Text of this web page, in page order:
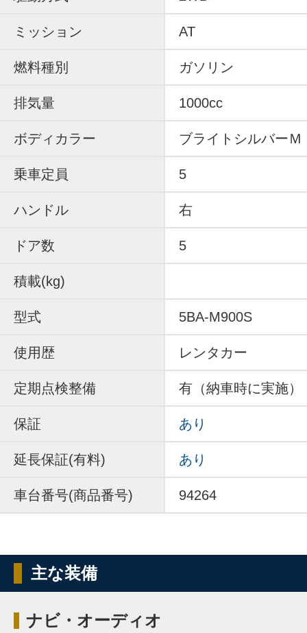
ミッション AT
燃料種別 ガソリン
排気量 1000cc
ボディカラー ブライトシルバーＭ
乗車定員 5
ハンドル 右
ドア数 5
積載(kg)
型式 5BA-M900S
使用歴 レンタカー
定期点検整備 有（納車時に実施）
保証 あり
延長保証(有料) あり
車台番号(商品番号) 94264
主な装備
ナビ・オーディオ